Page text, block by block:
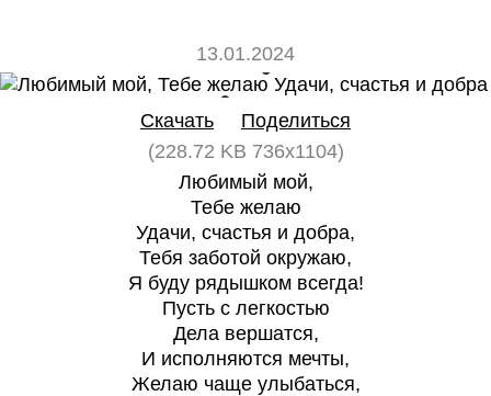
13.01.2024
0 0
Скачать
Поделиться
(228.72 KB 736x1104)
Любимый мой,
Тебе желаю
Удачи, счастья и добра,
Тебя заботой окружаю,
Я буду рядышком всегда!
Пусть с легкостью
Дела вершатся,
И исполняются мечты,
Желаю чаще улыбаться,